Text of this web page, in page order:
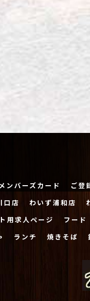
ンバーズカード ご登
口店 わいず浦和店
用求人ページ フード
ランチ 焼きそば